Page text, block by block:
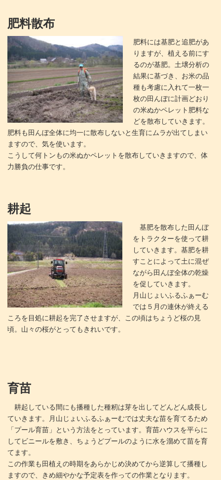
肥料散布
肥料には基肥と追肥があ
りますが、植える前にす
るのが基肥。土壌分析の
結果に基づき、お米の品
種も考慮に入れて一枚一
枚の田んぼに計画どおり
の米ぬかペレット肥料な
どを散布していきます。
肥料も田んぼ全体に均一に散布しないと生育にムラが出てしまい
ますので、気を使います。
こうして何トンもの米ぬかペレットを散布していきますので、体
力勝負の仕事です。
耕起
基肥を散布した田んぼ
をトラクターを使って耕
していきます。基肥を耕
すことによって土に混ぜ
ながら田んぼ全体の乾燥
を促していきます。
月山じょいふるふぁーむ
では５月の連休が終える
ころを目処に耕起を完了させますが、この頃はちょうど桜の見
頃。山々の桜がとってもきれいです。
育苗
耕起している間にも播種した種籾は芽を出してどんどん成長し
ていきます。月山じょいふるふぁーむでは丈夫な苗を育てるため
「プール育苗」という方法をとっています。育苗ハウスを平らに
してビニールを敷き、ちょうどプールのように水を溜めて苗を育
てます。
この作業も田植えの時期をあらかじめ決めてから逆算して播種し
ますので、きめ細やかな予定表を作っての作業となります。